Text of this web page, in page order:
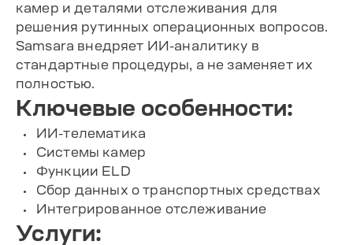
камер и деталями отслеживания для
решения рутинных операционных вопросов.
Samsara внедряет ИИ-аналитику в
стандартные процедуры, а не заменяет их
полностью.
Ключевые особенности:
ИИ-телематика
Системы камер
Функции ELD
Сбор данных о транспортных средствах
Интегрированное отслеживание
Услуги: